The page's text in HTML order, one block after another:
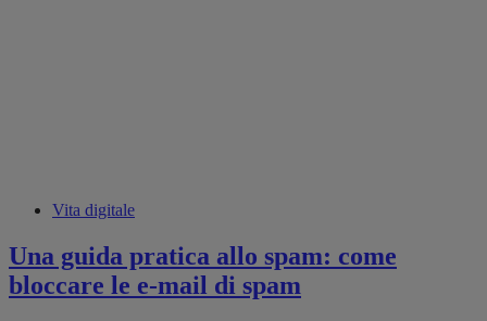
Vita digitale
Una guida pratica allo spam: come
bloccare le e-mail di spam